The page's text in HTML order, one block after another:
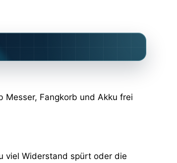
Messer, Fangkorb und Akku frei
viel Widerstand spürt oder die